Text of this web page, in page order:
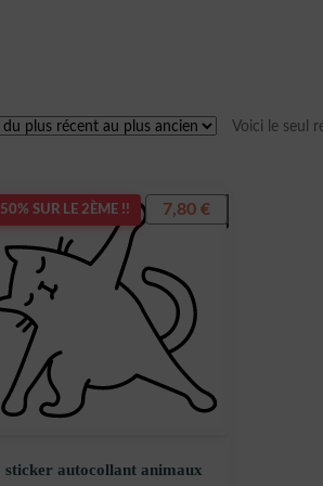
Voici le seul
50% SUR LE 2ÈME !!
sticker autocollant animaux
7,80€